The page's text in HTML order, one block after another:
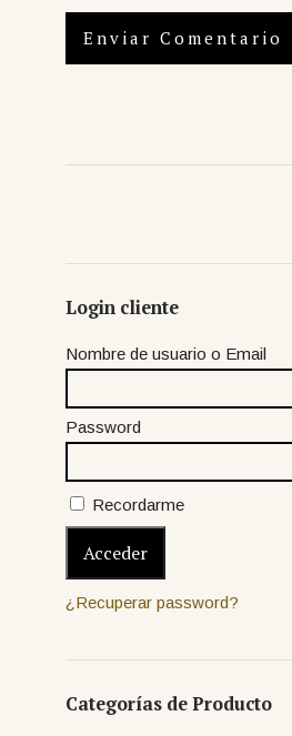
Login cliente
Nombre de usuario o Email
Password
Recordarme
¿Recuperar password?
Categorías de Producto